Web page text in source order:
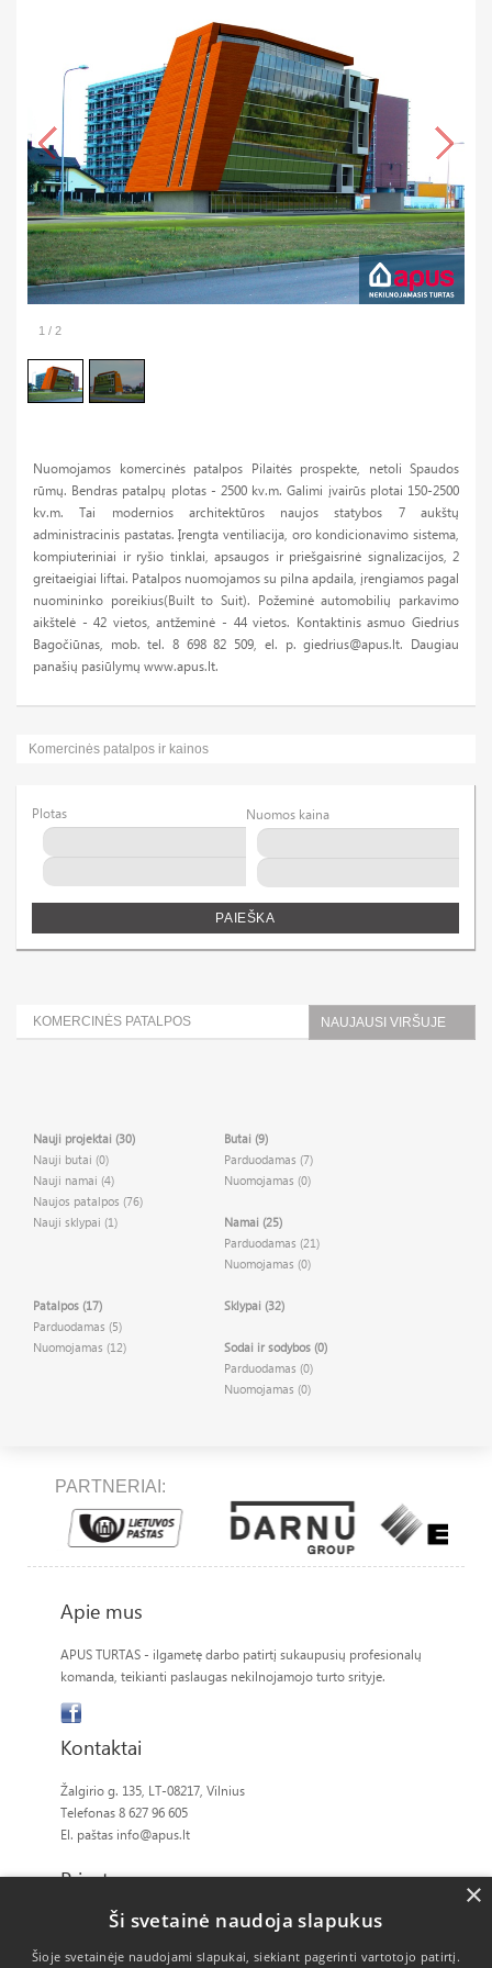
1 / 2
Nuomojamos komercinės patalpos Pilaitės prospekte, netoli Spaudos
rūmų. Bendras patalpų plotas - 2500 kv.m. Galimi įvairūs plotai 150-2500
kv.m. Tai modernios architektūros naujos statybos 7 aukštų
administracinis pastatas. Įrengta ventiliacija, oro kondicionavimo sistema,
kompiuteriniai ir ryšio tinklai, apsaugos ir priešgaisrinė signalizacijos, 2
greitaeigiai liftai. Patalpos nuomojamos su pilna apdaila, įrengiamos pagal
nuomininko poreikius(Built to Suit). Požeminė automobilių parkavimo
aikštelė - 42 vietos, antžeminė - 44 vietos. Kontaktinis asmuo Giedrius
Bagočiūnas, mob. tel. 8 698 82 509, el. p.giedrius@apus.lt. Daugiau
panašių pasiūlymų www.apus.lt.
Komercinės patalpos ir kainos
Plotas Nuomos kaina
PAIEŠKA
KOMERCINĖS PATALPOS NAUJAUSI VIRŠUJE
Nauji projektai (30)
Nauji butai (0)
Nauji namai (4)
Naujos patalpos (76)
Nauji sklypai (1)
Butai (9)
Parduodamas (7)
Nuomojamas (0)
Namai (25)
Parduodamas (21)
Nuomojamas (0)
Patalpos (17)
Parduodamas (5)
Nuomojamas (12)
Sklypai (32)
Sodai ir sodybos (0)
Parduodamas (0)
Nuomojamas (0)
PARTNERIAI:
Apie mus
APUS TURTAS - ilgametę darbo patirtį sukaupusių profesionalų
komanda, teikianti paslaugas nekilnojamojo turto srityje.
Kontaktai
Žalgirio g. 135, LT-08217, Vilnius
Telefonas 8 627 96 605
El. paštas info@apus.lt
Privatumas
Slapukų politikaŠi svetainė naudoja slapukus
Šioje svetainėje naudojami slapukai, siekiant pagerinti vartotojo patirtį.
×